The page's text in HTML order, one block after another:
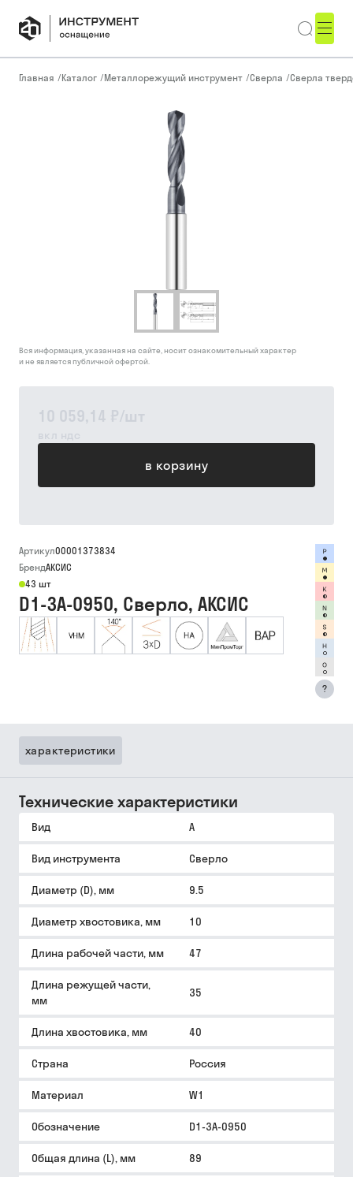
Главная /Каталог /Металлорежущий инструмент /Сверла /Сверла
10 059,14 ₽/шт
вкл ндс
в корзину
Вся информация, указанная на сайте, носит ознакомительный характер
и не является публичной офертой.
Артикул00001373834
БрендАКСИС
43 шт
D1-3A-0950, Сверло, АКСИС
?
характеристики
Технические характеристики
Вид A
Вид инструмента Сверло
Диаметр (D), мм 9.5
Диаметр хвостовика, мм 10
Длина рабочей части, мм 47
Длина режущей части,
мм
35
Длина хвостовика, мм 40
Страна Россия
Материал W1
Обозначение D1-3A-0950
Общая длина (L), мм 89